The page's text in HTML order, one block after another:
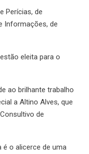
Perícias, de
Informações, de
eleita para o
ao brilhante trabalho
a Altino Alves, que
de
é o alicerce de uma